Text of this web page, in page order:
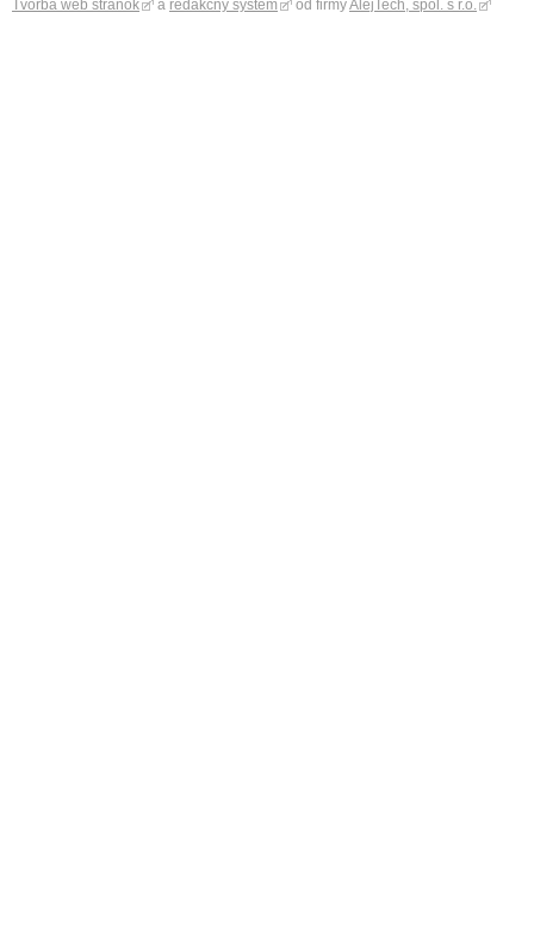
Tvorba web stránok a redakčný systém od firmyAlejTech, spol. s r.o.